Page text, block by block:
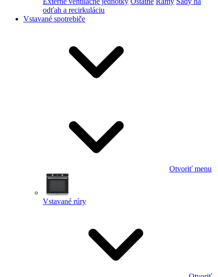
odťah a recirkuláciu
Vstavané spotrebiče
Otvoriť menu
Vstavané rúry